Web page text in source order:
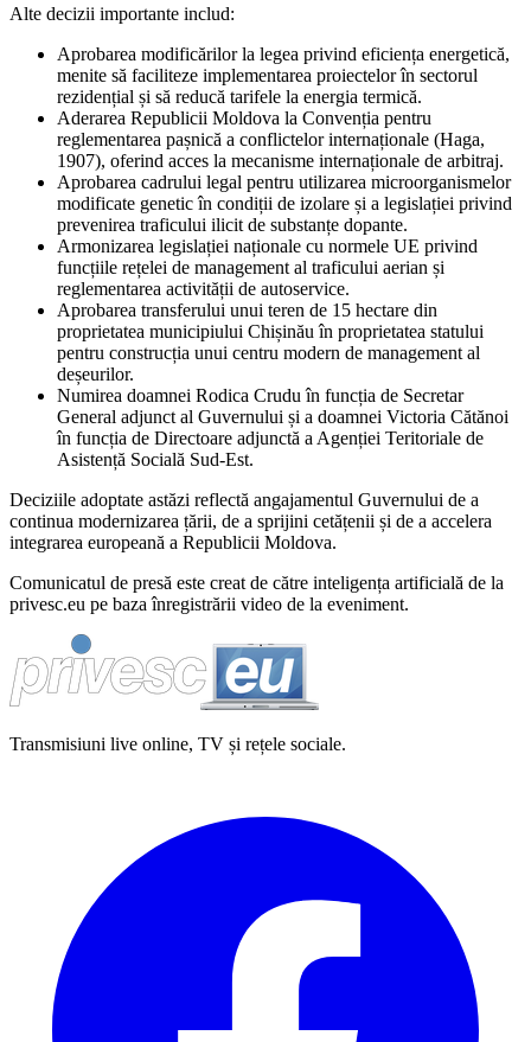
Alte decizii importante includ:
Aprobarea modificărilor la legea privind eficiența energetică,
menite să faciliteze implementarea proiectelor în sectorul
rezidențial și să reducă tarifele la energia termică.
Aderarea Republicii Moldova la Convenția pentru
reglementarea pașnică a conflictelor internaționale (Haga,
1907), oferind acces la mecanisme internaționale de arbitraj.
Aprobarea cadrului legal pentru utilizarea microorganismelor
modificate genetic în condiții de izolare și a legislației privind
prevenirea traficului ilicit de substanțe dopante.
Armonizarea legislației naționale cu normele UE privind
funcțiile rețelei de management al traficului aerian și
reglementarea activității de autoservice.
Aprobarea transferului unui teren de 15 hectare din
proprietatea municipiului Chișinău în proprietatea statului
pentru construcția unui centru modern de management al
deșeurilor.
Numirea doamnei Rodica Crudu în funcția de Secretar
General adjunct al Guvernului și a doamnei Victoria Cătănoi
în funcția de Directoare adjunctă a Agenției Teritoriale de
Asistență Socială Sud-Est.
Deciziile adoptate astăzi reflectă angajamentul Guvernului de a
continua modernizarea țării, de a sprijini cetățenii și de a accelera
integrarea europeană a Republicii Moldova.
Comunicatul de presă este creat de către inteligența artificială de la
privesc.eu pe baza înregistrării video de la eveniment.
Transmisiuni live online, TV și rețele sociale.